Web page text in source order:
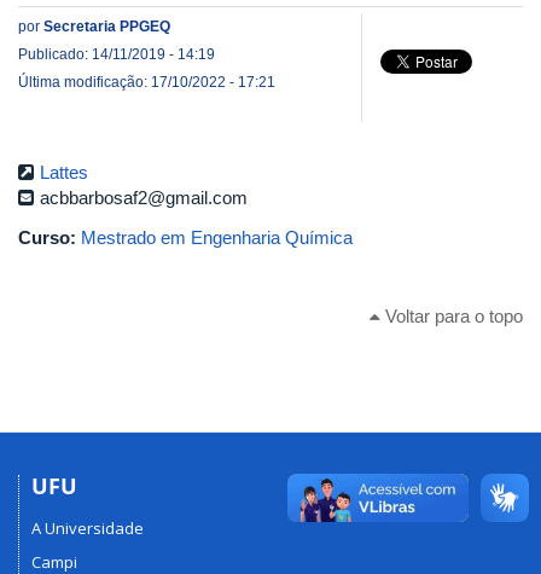
por Secretaria PPGEQ
Publicado: 14/11/2019 - 14:19
Última modificação: 17/10/2022 - 17:21
Lattes
acbbarbosaf2@gmail.com
Curso: Mestrado em Engenharia Química
Voltar para o topo
UFU
A Universidade
Campi